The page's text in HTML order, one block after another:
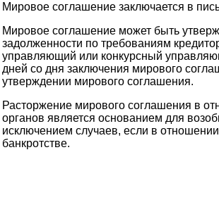
Мировое соглашение заключается в
Мировое соглашение может быть
задолженности по требованиям
управляющий или конкурсный
дней со дня заключения мирового
утверждении мирового соглашения.
Расторжение мирового соглашения в
органов является основанием для
исключением случаев, если в
банкротстве.